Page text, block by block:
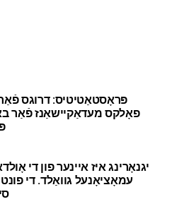
פּראָסטאַטיטיס: דרוגס
פאָלקס מעדאַקיישאַנז פֿאַר
יגנאָרינג איז איינער פון די
עמאָציאָנעל גוואַלד. די פונט